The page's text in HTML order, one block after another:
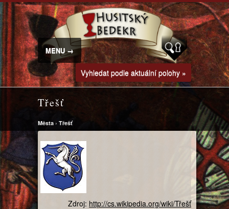
MENU →
Vyhledat podle aktuální polohy »
Třešť
Města › Třešť
Zdroj: http://cs.wikipedia.org/wiki/Třešť